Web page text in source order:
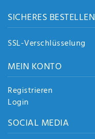
SICHERES BESTELLEN
SSL-Verschlüsselung
MEIN KONTO
Registrieren
Login
SOCIAL MEDIA